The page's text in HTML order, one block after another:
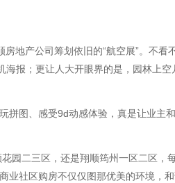
地产公司筹划依旧的“航空展”。不
报；更让人大开眼界的是，园林上
图、感受9d动感体验，真是让业主
园二三区，还是翔顺筠州一区二区
社区购房不仅仅图那优美的环境，和